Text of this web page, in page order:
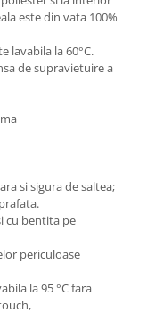
este din vata 100%
lavabila la 60°C.
de supravietuire a
si sigura de saltea;
cu bentita pe
periculoase
la 95 °C fara